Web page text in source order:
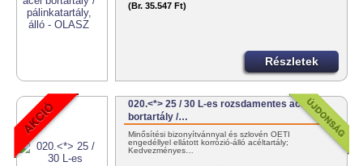
(Br. 35.547 Ft)
Részletek
020.<*> 25 / 30 L-es rozsdamentes acél
bortartály /…
Minősítési bizonyítvánnyal és szlovén OÉTI
engedéllyel ellátott korrózió-álló acéltartály;
Kedvezményes…